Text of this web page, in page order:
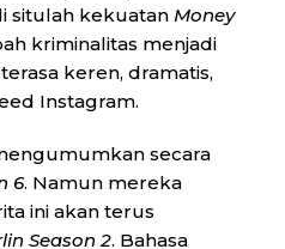
situlah kekuatan Money
kriminalitas menjadi
keren, dramatis,
Instagram.
secara
6. Namun mereka
ini akan terus
Season 2. Bahasa